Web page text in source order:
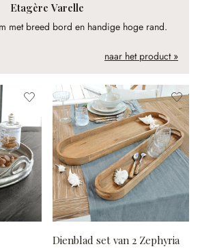
Etagère Varelle
met breed bord en handige hoge rand.
naar het product »
Dienblad set van 2 Zephyria